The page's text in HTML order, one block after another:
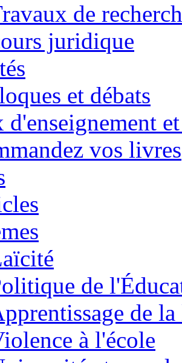
de
juridique
et débats
d'enseignement
vos livres
de
de
à l'école